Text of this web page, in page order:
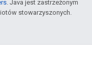
. Java jest zastrzeżonym
stowarzyszonych.